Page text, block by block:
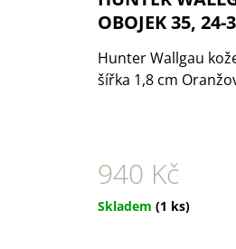
OBOJEK 35,
Hunter Wallgau
šířka 1,8 cm
940 Kč
Měrná
Skladem (1 ks)
1 KS
35 Kč